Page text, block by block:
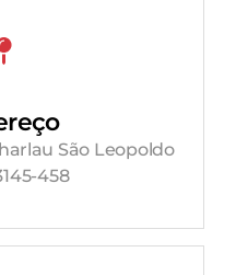
São Leopoldo
458